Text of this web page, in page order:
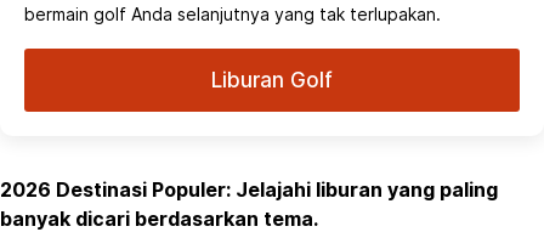
bermain golf Anda selanjutnya yang tak terlupakan.
Liburan Golf
2026 Destinasi Populer: Jelajahi liburan yang paling
banyak dicari berdasarkan tema.